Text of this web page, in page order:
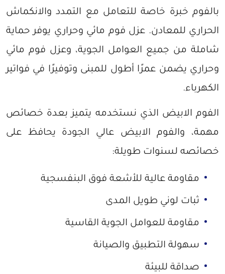
بالفوم خبرة خاصة للتعامل مع التمدد والانكماش
الحراري للمعادن. عزل فوم مائي وحراري يوفر حماية
شاملة من جميع العوامل الجوية، وعزل فوم مائي
وحراري يضمن عمرًا أطول للمبنى وتوفيرًا في فواتير
الكهرباء.
الفوم الابيض الذي نستخدمه يتميز بعدة خصائص
مهمة، والفوم الابيض عالي الجودة يحافظ على
خصائصه لسنوات طويلة:
مقاومة عالية للأشعة فوق البنفسجية
ثبات لوني طويل المدى
مقاومة للعوامل الجوية القاسية
سهولة التطبيق والصيانة
صداقة للبيئة